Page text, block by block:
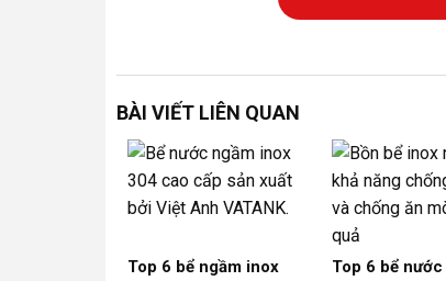
BÀI VIẾT LIÊN QUAN
Top 6 bể ngầm inox
Top 6 bể